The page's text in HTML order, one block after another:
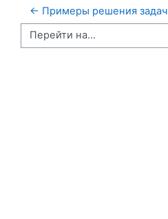
← Примеры решения задач
Перейти на...